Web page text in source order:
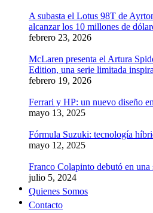
A subasta el Lotus 98T de
alcanzar los 10 millones de
febrero 23, 2026
McLaren presenta el Artura
Edition, una serie limitada
febrero 19, 2026
Ferrari y HP: un nuevo diseño
mayo 13, 2025
Fórmula Suzuki: tecnología
mayo 12, 2025
Franco Colapinto debutó en una
julio 5, 2024
Quienes Somos
Contacto